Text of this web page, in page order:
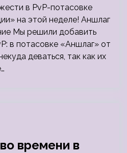
в PvP-потасовке
на этой неделе! Аншлаг
Мы решили добавить
в потасовке «Аншлаг» от
деваться, так как их
времени в